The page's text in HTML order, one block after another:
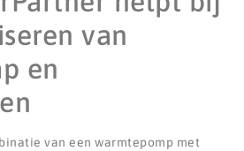
van
en
van een warmtepomp met